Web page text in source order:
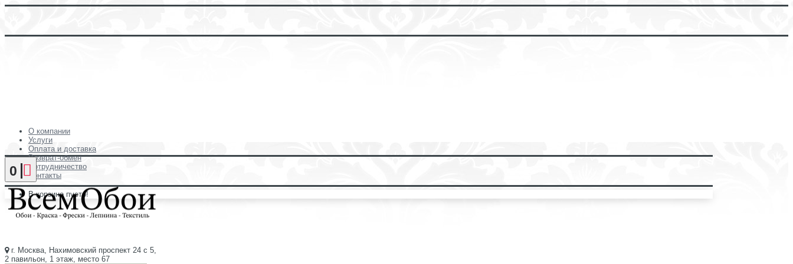
О компании
Услуги
Оплата и доставка
Возврат-обмен
Сотрудничество
Контакты
0
В корзине пусто!
г. Москва, Нахимовский проспект 24 с 5,
2 павильон, 1 этаж, место 67